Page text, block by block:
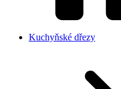
Kuchyňské dřezy